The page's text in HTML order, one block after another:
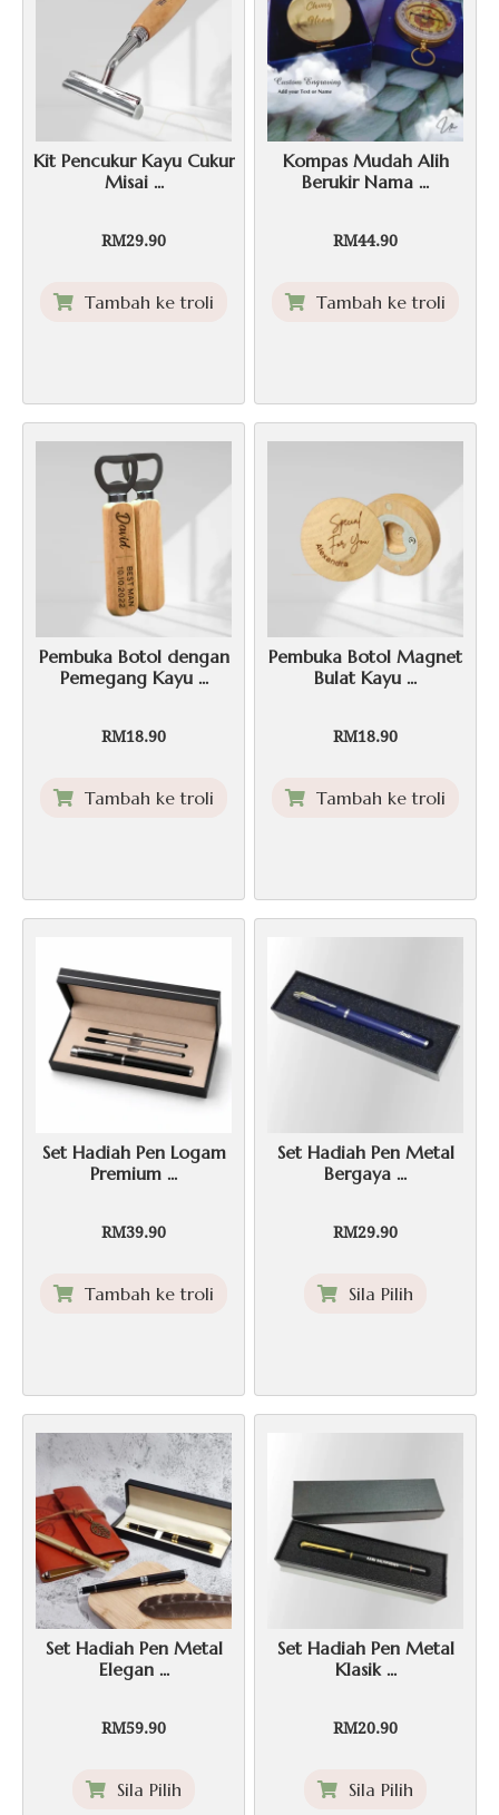
Kit Pencukur Kayu Cukur
Misai ...
RM29.90
Tambah ke troli
Kompas Mudah Alih
Berukir Nama ...
RM44.90
Tambah ke troli
Pembuka Botol dengan
Pemegang Kayu ...
RM18.90
Tambah ke troli
Pembuka Botol Magnet
Bulat Kayu ...
RM18.90
Tambah ke troli
Set Hadiah Pen Logam
Premium ...
RM39.90
Tambah ke troli
Set Hadiah Pen Metal
Bergaya ...
RM29.90
Sila Pilih
variants.
The
may
be
chosen
on
the
product
Set Hadiah Pen Metal
Elegan ...
RM59.90
Sila Pilih
Set Hadiah Pen Metal
Klasik ...
RM20.90
Sila Pilih